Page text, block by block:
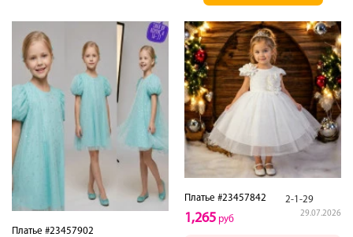
Платье #23457902
Платье #23457842 2-1-29
29.07.2026
1,265 руб